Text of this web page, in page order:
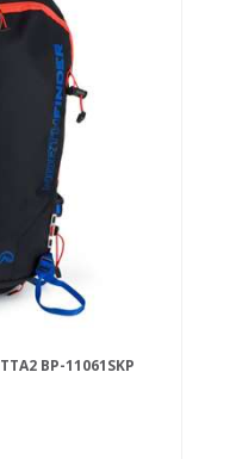
BP-11061SKP